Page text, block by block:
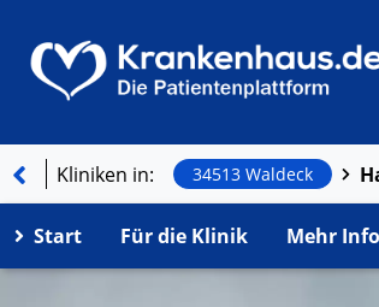
Kliniken in: 34513 Waldeck
Start Für die Klinik Mehr